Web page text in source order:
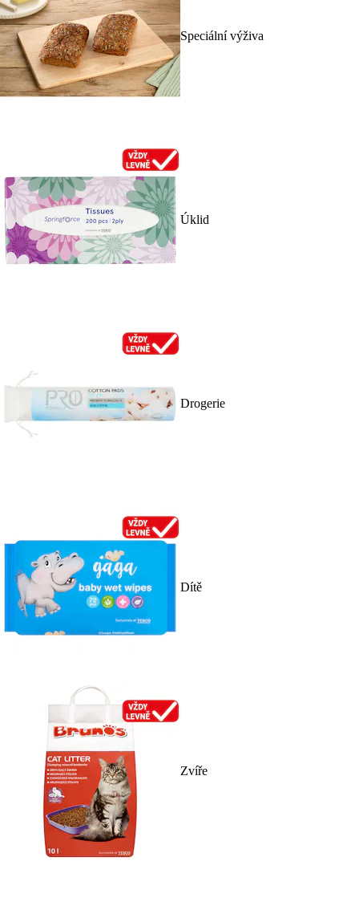
Speciální výživa
Úklid
Drogerie
Dítě
Zvíře